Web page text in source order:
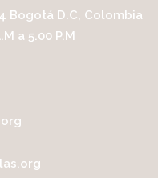
Bogotá D.C, Colombia
a 5.00 P.M